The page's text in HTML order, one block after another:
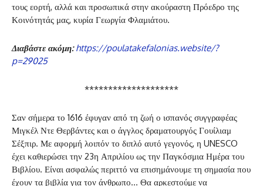
τους εορτή, αλλά και προσωπικά στην ακούραστη Πρόεδρο της
Κοινότητάς μας, κυρία Γεωργία Φλαμιάτου.
Διαβάστε ακόμη: https://poulatakefalonias.website/?
p=29025
********************
Σαν σήμερα το 1616 έφυγαν από τη ζωή ο ισπανός συγγραφέας
Μιγκέλ Ντε Θερβάντες και ο άγγλος δραματουργός Γουίλιαμ
Σέξπιρ. Με αφορμή λοιπόν το διπλό αυτό γεγονός, η UNESCO
έχει καθιερώσει την 23η Απριλίου ως την Παγκόσμια Ημέρα του
Βιβλίου. Είναι ασφαλώς περιττό να επισημάνουμε τη σημασία που
έχουν τα βιβλία για τον άνθρωπο… Θα αρκεστούμε να